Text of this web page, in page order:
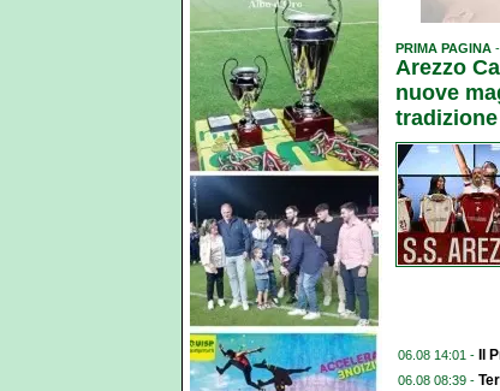
PRIMA PAGINA
Arezzo
nuove
tradizione
06.08 14:01 - Il
06.08 08:39 -